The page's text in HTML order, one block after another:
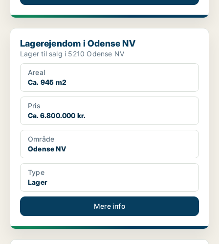
Lagerejendom i Odense NV
Lagerejendom i Odense NV
Lager til salg i 5210 Odense NV
Areal
Ca. 945 m2
Pris
Ca. 6.800.000 kr.
Område
Odense NV
Type
Lager
Mere info